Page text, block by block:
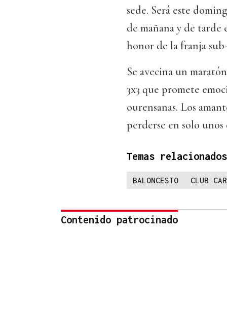
sede. Será este
de mañana y de
honor de la franja
Se avecina un
3x3 que promete
ourensanas. Los
perderse en solo
Temas relacionados
BALONCESTO CLUB
Contenido patrocinado